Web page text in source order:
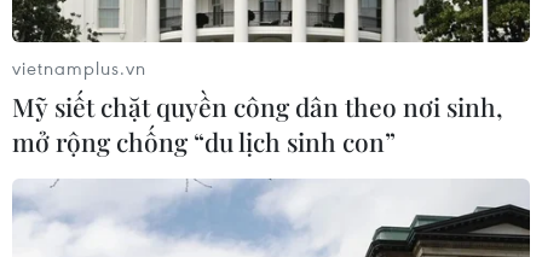
vietnamplus.vn
Mỹ siết chặt quyền công dân theo nơi sinh,
mở rộng chống “du lịch sinh con”